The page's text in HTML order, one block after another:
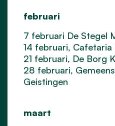
februari
7 februari De Stegel
14 februari, Cafetaria
21 februari, De Borg
28 februari,
Geistingen
maart